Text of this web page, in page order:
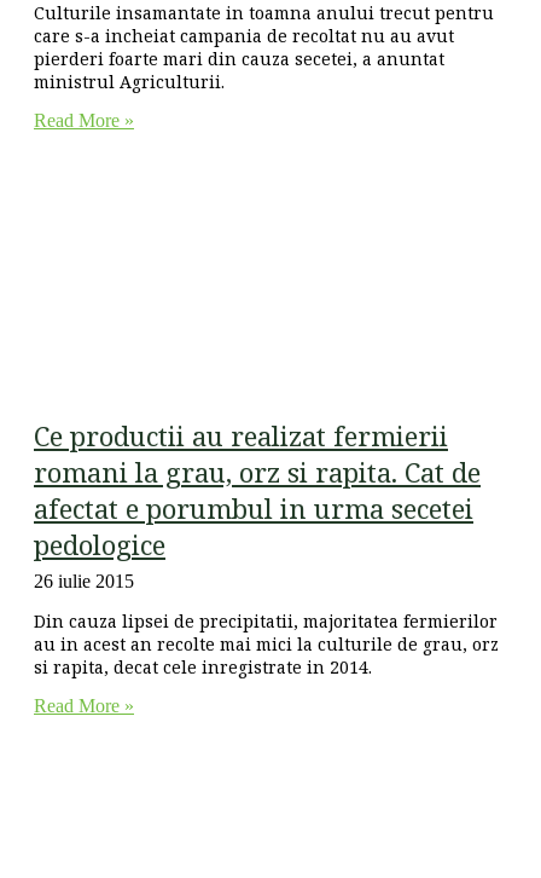
Culturile insamantate in toamna anului trecut pentru
care s-a incheiat campania de recoltat nu au avut
pierderi foarte mari din cauza secetei, a anuntat
ministrul Agriculturii.
Read More »
Ce productii au realizat fermierii
romani la grau, orz si rapita. Cat de
afectat e porumbul in urma secetei
pedologice
26 iulie 2015
Din cauza lipsei de precipitatii, majoritatea fermierilor
au in acest an recolte mai mici la culturile de grau, orz
si rapita, decat cele inregistrate in 2014.
Read More »